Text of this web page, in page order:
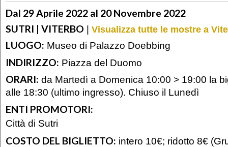
Dal 29 Aprile 2022 al 20 Novembre 2022
SUTRI | VITERBO | Visualizza tutte le mostre a
LUOGO: Museo di Palazzo Doebbing
INDIRIZZO: Piazza del Duomo
ORARI: da Martedì a Domenica 10:00 > 19:00 la
alle 18:30 (ultimo ingresso). Chiuso il Lunedì
ENTI PROMOTORI:
Città di Sutri
COSTO DEL BIGLIETTO: intero 10€; ridotto 8€